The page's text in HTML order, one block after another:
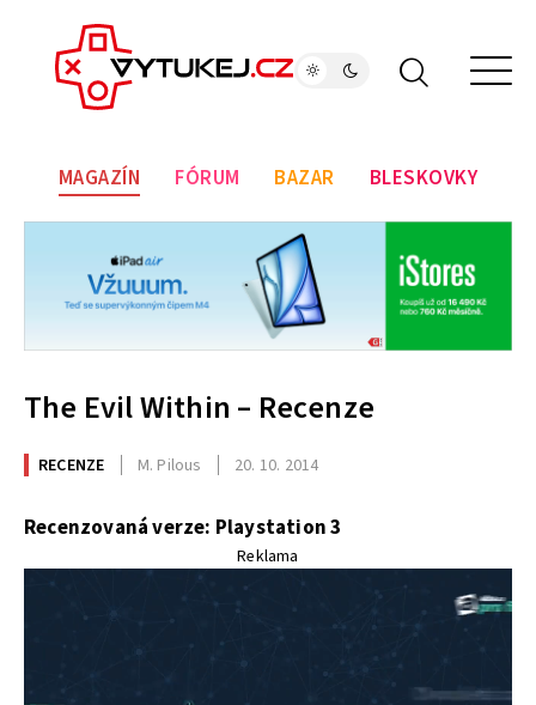
MAGAZÍN FÓRUM BAZAR BLESKOVKY
The Evil Within – Recenze
RECENZE M. Pilous 20. 10. 2014
Recenzovaná verze: Playstation 3
Reklama